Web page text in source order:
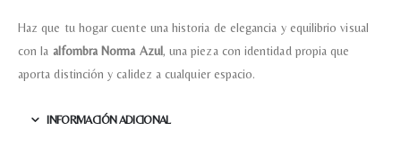
Haz que tu hogar cuente una historia de elegancia y equilibrio visual
con la alfombra Norma Azul, una pieza con identidad propia que
aporta distinción y calidez a cualquier espacio.
INFORMACIÓN ADICIONAL